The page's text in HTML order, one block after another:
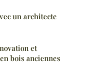
un architecte
et
bois anciennes